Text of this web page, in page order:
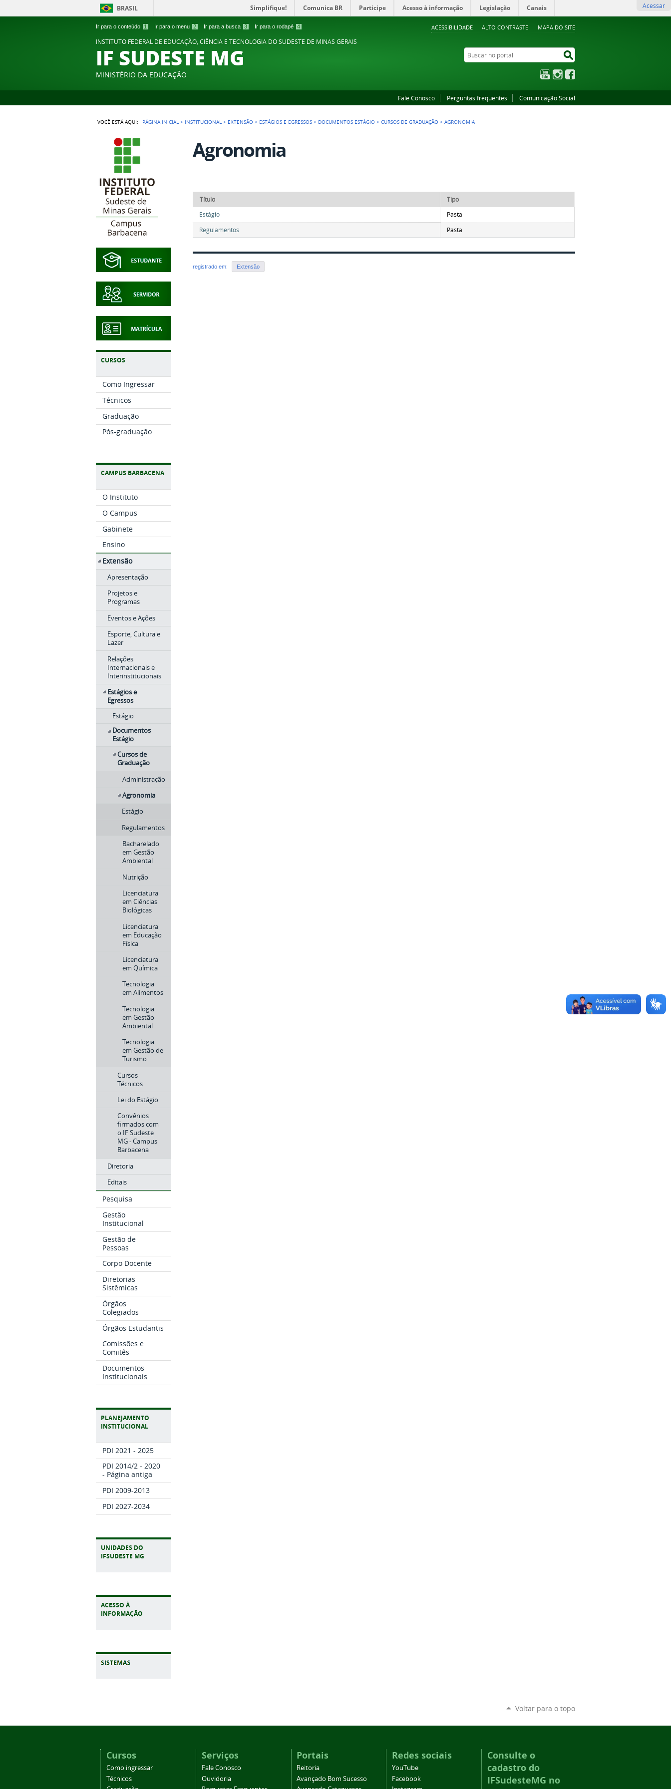
Ir para o conteúdo 1 Ir para o menu 2 Ir para a busca 3 Ir para o rodapé 4 ACESSIBILIDADE ALTO CONTRASTE MAPA DO SITE
BRASIL Simplifique! Comunica BR Participe Acesso à informação Legislação Canais Acessar
INSTITUTO FEDERAL DE EDUCAÇÃO, CIÊNCIA E TECNOLOGIA DO SUDESTE DE MINAS GERAIS
IF SUDESTE MG
MINISTÉRIO DA EDUCAÇÃO
Buscar no portal
YouTubeInstagram
Fale Conosco Perguntas frequentes Comunicação Social
VOCÊ ESTÁ AQUI: PÁGINA INICIAL > INSTITUCIONAL > EXTENSÃO > ESTÁGIOS E EGRESSOS > DOCUMENTOS ESTÁGIO >CURSOS DE GRADUAÇÃO >AGRONOMIA
CURSOS
Como Ingressar
Técnicos
Graduação
Pós-graduação
CAMPUS BARBACENA
O Instituto
O Campus
Gabinete
Ensino
Extensão
Apresentação
Projetos e
Programas
Eventos e Ações
Esporte, Cultura e
Lazer
Relações
Internacionais e
Interinstitucionais
Estágios e
Egressos
Estágio
Documentos
Estágio
Cursos de
Graduação
Administração
Agronomia
Estágio
Regulamentos
Bacharelado
em Gestão
Ambiental
Nutrição
Licenciatura
em Ciências
Biológicas
Licenciatura
em Educação
Física
Licenciatura
em Química
Tecnologia
em Alimentos
Tecnologia
em Gestão
Ambiental
Tecnologia
em Gestão de
Turismo
Cursos
Técnicos
Lei do Estágio
Convênios
firmados com
o IF Sudeste
MG - Campus
Barbacena
Diretoria
Editais
Pesquisa
Gestão
Institucional
Gestão de
Pessoas
Corpo Docente
Diretorias
Sistêmicas
Órgãos
Colegiados
Órgãos Estudantis
Comissões e
Comitês
Documentos
Institucionais
PLANEJAMENTO
INSTITUCIONAL
PDI 2021 - 2025
PDI 2014/2 - 2020
- Página antiga
PDI 2009-2013
PDI 2027-2034
UNIDADES DO
IFSUDESTE MG
ACESSO À
INFORMAÇÃO
Agronomia
Título
Tipo
Estágio
Pasta
Regulamentos
Pasta
registrado em: Extensão
Voltar para o topo
Cursos
Como ingressar
Técnicos
Serviços
Fale Conosco
Ouvidoria
Portais
Reitoria
Avançado Bom Sucesso
Redes sociais
YouTube
Facebook
Consulte o
cadastro do
IFSudesteMG no